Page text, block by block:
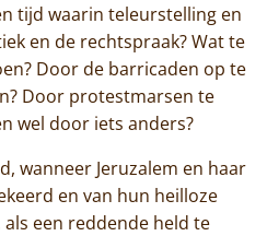
tijd waarin teleurstelling en
en de rechtspraak? Wat te
Door de barricaden op te
Door protestmarsen te
wel door iets anders?
wanneer Jeruzalem en haar
en van hun heilloze
een reddende held te